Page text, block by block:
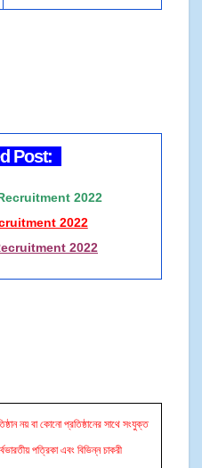
Post:
2022
2022
2022
নয় বা কোনো প্রতিষ্ঠানের সাথে সংযুক্ত
পত্রিকা এবং বিভিন্ন চাকরী